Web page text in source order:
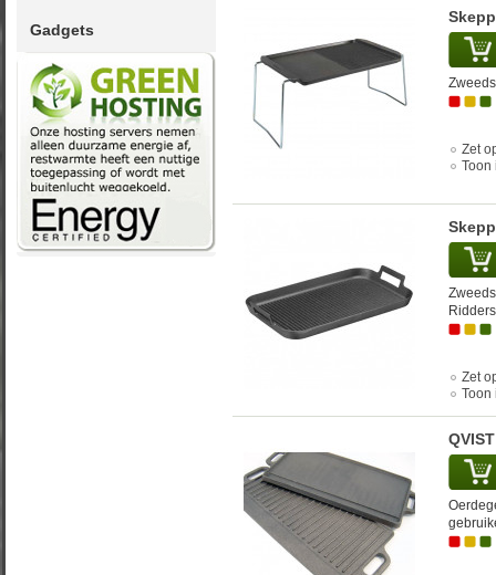
Gadgets
Zet
Toon
Zet
Toon